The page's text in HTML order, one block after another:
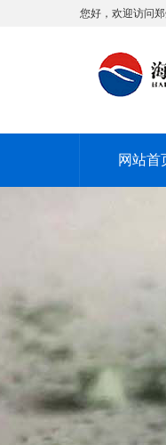
您好，欢迎访问
网站首